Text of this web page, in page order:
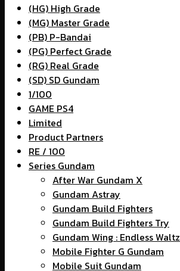
(HG) High Grade
(MG) Master Grade
(PB) P-Bandai
(PG) Perfect Grade
(RG) Real Grade
(SD) SD Gundam
1/100
GAME PS4
Limited
Product Partners
RE / 100
Series Gundam
After War Gundam X
Gundam Astray
Gundam Build Fighters
Gundam Build Fighters Try
Gundam Wing : Endless Waltz
Mobile Fighter G Gundam
Mobile Suit Gundam